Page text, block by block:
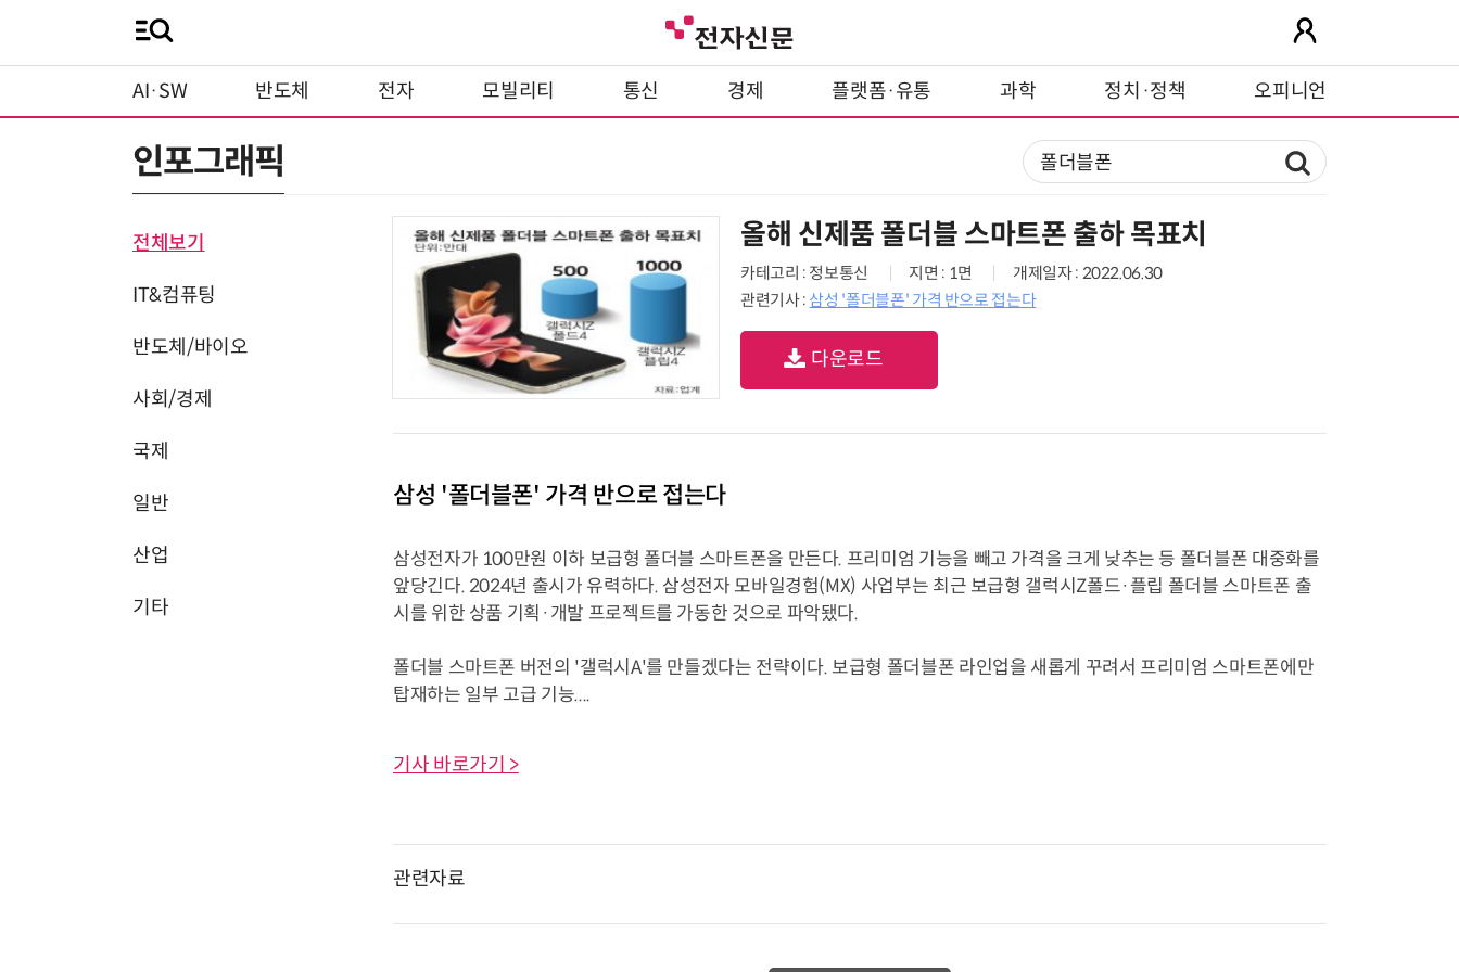
AI·SW 반도체 전자 모빌리티 통신 경제 플랫폼·유통 과학 정치·정책 오피니언
인포그래픽
전체보기
IT&컴퓨팅
반도체/바이오
사회/경제
국제
일반
산업
기타
올해 신제품 폴더블 스마트폰 출하 목표치
카테고리 : 정보통신 지면 : 1면
개제일자 : 2022.06.30
관련기사 : 삼성 '폴더블폰' 가격 반으로 접는다
다운로드
삼성 '폴더블폰' 가격 반으로 접는다
삼성전자가 100만원 이하 보급형 폴더블 스마트폰을 만든다. 프리미엄 기능을 빼고 가격을 크게 낮추는 등 폴더블폰 대중화를
앞당긴다. 2024년 출시가 유력하다. 삼성전자 모바일경험(MX) 사업부는 최근 보급형 갤럭시Z폴드·플립 폴더블 스마트폰 출
시를 위한 상품 기획·개발 프로젝트를 가동한 것으로 파악됐다.
폴더블 스마트폰 버전의 '갤럭시A'를 만들겠다는 전략이다. 보급형 폴더블폰 라인업을 새롭게 꾸려서 프리미엄 스마트폰에만
탑재하는 일부 고급 기능....
기사 바로가기 >
관련자료